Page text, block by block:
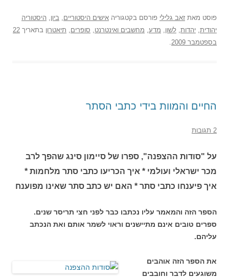
פוסטמאתזאב גליליפורסם בקטגוריהאישים היסטוריים, ביון, היסטוריה
יהודית, יהדות, לשון, מדע, מחשבים ואינטרנט, סופרים, תיאטרוןבתאריך22
בספטמבר 2009
.
החיים והמוות בידי כתבי הסתר
על "סודות ההצפנה", ספרו של סיימון סינג שהפך לרב
מכר ישראלי ועולמי * איך הכריעו כתבי סתר מלחמות *
איך פיענחו כתבי סתר * האם יש כתב סתר שאינו מפוענח
הספר הזה והמאמר עליו נכתבו כבר לפני חצי תריסר שנים.
ספרים טובים אינם מתיישנים וראוי לשמר אותם ואת הנכתב
עליהם.
את הספר הזה אוהבים
משוגעים לדבר וחובבים